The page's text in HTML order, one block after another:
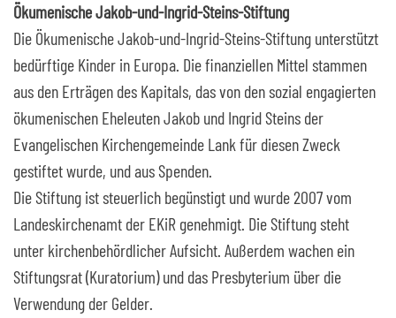
Ökumenische Jakob-und-Ingrid-Steins-Stiftung
Die Ökumenische Jakob-und-Ingrid-Steins-Stiftung unterstützt
bedürftige Kinder in Europa. Die finanziellen Mittel stammen
aus den Erträgen des Kapitals, das von den sozial engagierten
ökumenischen Eheleuten Jakob und Ingrid Steins der
Evangelischen Kirchengemeinde Lank für diesen Zweck
gestiftet wurde, und aus Spenden.
Die Stiftung ist steuerlich begünstigt und wurde 2007 vom
Landeskirchenamt der EKiR genehmigt. Die Stiftung steht
unter kirchenbehördlicher Aufsicht. Außerdem wachen ein
Stiftungsrat (Kuratorium) und das Presbyterium über die
Verwendung der Gelder.